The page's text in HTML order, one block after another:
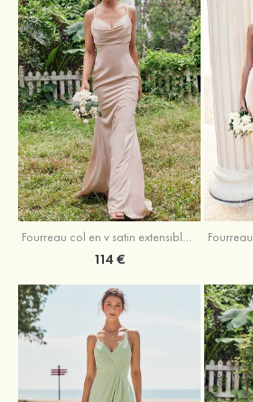
Fourreau col en v satin extensible ras du sol robe de demoiselle d'honneur
114 €